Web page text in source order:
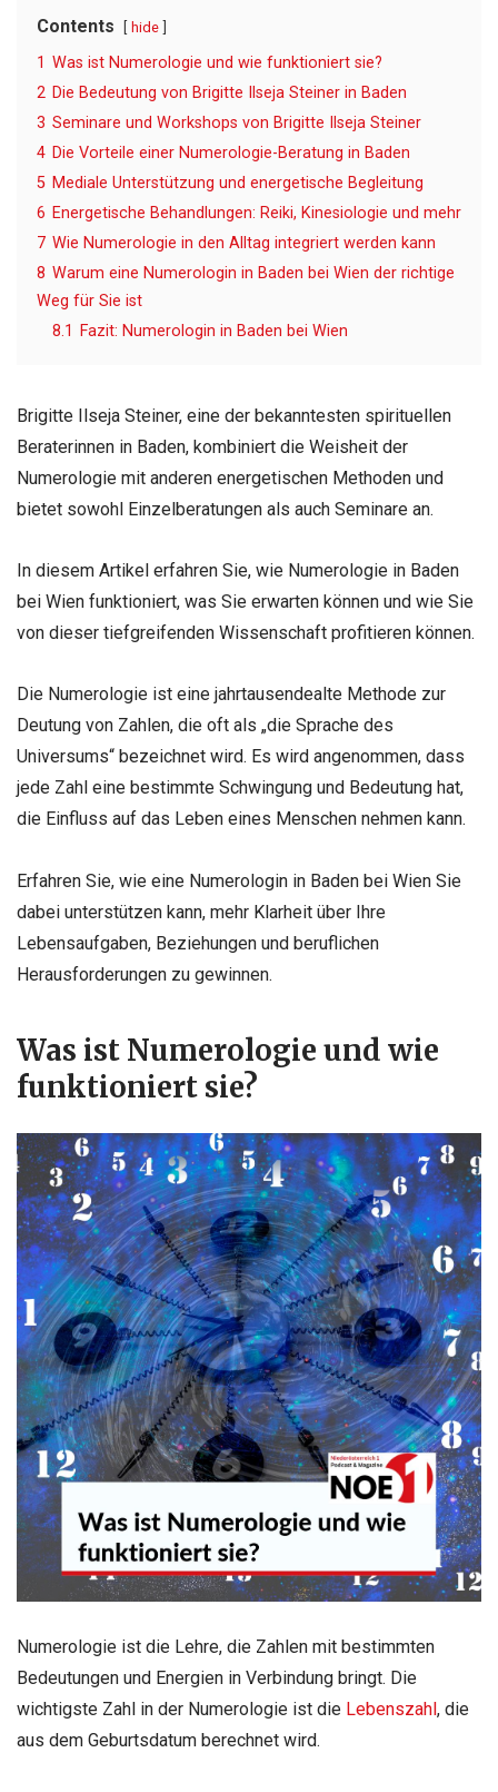
Contents hide
1 Was ist Numerologie und wie funktioniert sie?
2 Die Bedeutung von Brigitte Ilseja Steiner in Baden
3 Seminare und Workshops von Brigitte Ilseja Steiner
4 Die Vorteile einer Numerologie-Beratung in Baden
5 Mediale Unterstützung und energetische Begleitung
6 Energetische Behandlungen: Reiki, Kinesiologie und mehr
7 Wie Numerologie in den Alltag integriert werden kann
8 Warum eine Numerologin in Baden bei Wien der richtige
Weg für Sie ist
8.1
Fazit: Numerologin in Baden bei Wien
Brigitte Ilseja Steiner, eine der bekanntesten spirituellen
Beraterinnen in Baden, kombiniert die Weisheit der
Numerologie mit anderen energetischen Methoden und
bietet sowohl Einzelberatungen als auch Seminare an.
In diesem Artikel erfahren Sie, wie Numerologie in Baden
bei Wien funktioniert, was Sie erwarten können und wie Sie
von dieser tiefgreifenden Wissenschaft profitieren können.
Die Numerologie ist eine jahrtausendealte Methode zur
Deutung von Zahlen, die oft als „die Sprache des
Universums“ bezeichnet wird. Es wird angenommen, dass
jede Zahl eine bestimmte Schwingung und Bedeutung hat,
die Einfluss auf das Leben eines Menschen nehmen kann.
Erfahren Sie, wie eine Numerologin in Baden bei Wien Sie
dabei unterstützen kann, mehr Klarheit über Ihre
Lebensaufgaben, Beziehungen und beruflichen
Herausforderungen zu gewinnen.
Was ist Numerologie und wie
funktioniert sie?
Numerologie ist die Lehre, die Zahlen mit bestimmten
Bedeutungen und Energien in Verbindung bringt. Die
wichtigste Zahl in der Numerologie ist die Lebenszahl, die
aus dem Geburtsdatum berechnet wird.